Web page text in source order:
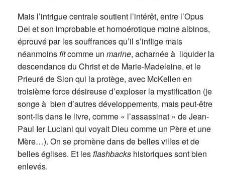
Mais l’intrigue centrale soutient l’intérêt, entre l’Opus
Dei et son improbable et homoérotique moine albinos,
éprouvé par les souffrances qu’il s’inflige mais
néanmoins fitcomme un marine, acharnée à liquider la
descendance du Christ et de Marie-Madeleine, et le
Prieuré de Sion qui la protège, avec McKellen en
troisième force désireuse d’exploser la mystification (je
songe à bien d’autres développements, mais peut-être
sont-ils dans le livre, comme « l’assassinat » de Jean-
Paul Ier Luciani qui voyait Dieu comme un Père et une
Mère…). On se promène dans de belles villes et de
belles églises. Et les flashbacks historiques sont bien
enlevés.